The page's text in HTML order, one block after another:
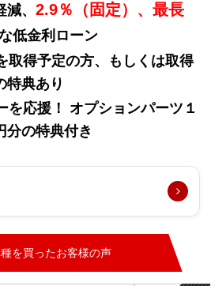
、 2.9％（固定）、最長
低金利ローン
取得予定の方、もしくは取得
特典あり
を応援！ オプションパーツ１
分の特典付き
を買ったお客様の声